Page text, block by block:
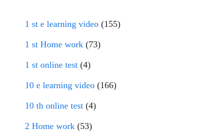
1 st e learning video (155)
1 st Home work (73)
1 st online test (4)
10 e learning video (166)
10 th online test (4)
2 Home work (53)